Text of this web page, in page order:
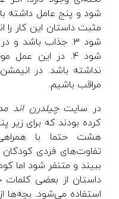
شود ۳. جذاب باشد
نداشته باشد. در
مراقب باشیم.
در سایتچیلدرن اند
کرده بودند که برای
هشت حتما با همراهی
تفاوت‌های فردی
ببیند و متنفر شود اما
داستان از بعضی کلمات
استفاده می‌شود. بچه‌ها